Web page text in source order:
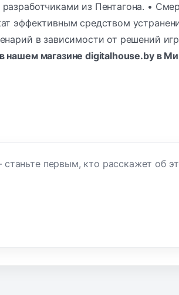
из Пентагона. •
эффективным средством
в зависимости от решений
магазине digitalhouse.by в
первым, кто расскажет об